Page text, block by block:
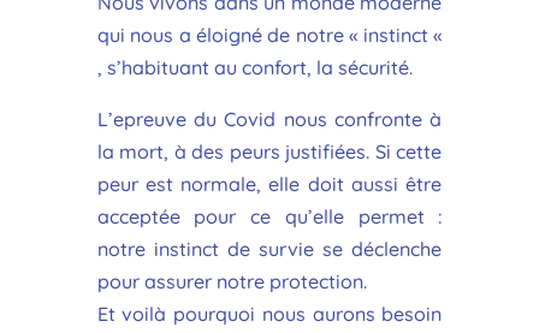
qui nous a éloigné de notre « instinct «
, s’habituant au confort, la sécurité.
L’epreuve du Covid nous confronte à
la mort, à des peurs justifiées. Si cette
peur est normale, elle doit aussi être
acceptée pour ce qu’elle permet :
notre instinct de survie se déclenche
pour assurer notre protection.
Et voilà pourquoi nous aurons besoin